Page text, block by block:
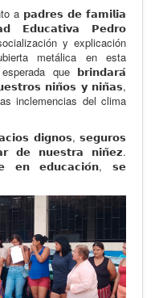
a 𝗽𝗮𝗱𝗿𝗲𝘀 𝗱𝗲 𝗳𝗮𝗺𝗶𝗹𝗶𝗮
𝗘𝗱𝘂𝗰𝗮𝘁𝗶𝘃𝗮 𝗣𝗲𝗱𝗿𝗼
y explicación
metálica en esta
que 𝗯𝗿𝗶𝗻𝗱𝗮𝗿𝗮́
𝗻𝗶𝗻̃𝗼𝘀 𝘆 𝗻𝗶𝗻̃𝗮𝘀,
inclemencias del clima
𝗱𝗶𝗴𝗻𝗼𝘀, 𝘀𝗲𝗴𝘂𝗿𝗼𝘀
𝗱𝗲 𝗻𝘂𝗲𝘀𝘁𝗿𝗮 𝗻𝗶𝗻̃𝗲𝘇.
𝗲𝗻 𝗲𝗱𝘂𝗰𝗮𝗰𝗶𝗼́𝗻, 𝘀𝗲